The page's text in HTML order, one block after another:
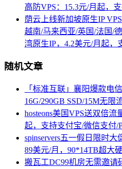
高防VPS：15.3元/月起，
荫云上线新加坡原生IP
越南/马来西亚/英国/法国/
湾原生IP，4.2美元/月起，
随机文章
「标准互联」襄阳爆款电
16G/290GB SSD/15M无限
hosteons美国VPS送双倍
起，支持支付宝/微信支付/
spinservers五一假日限时
89美元/月，90*14TB超大
搬瓦工DC99机房无需邀请